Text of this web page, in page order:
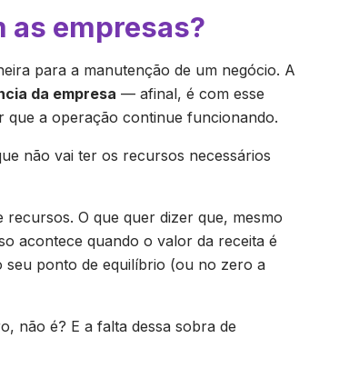
as empresas?
para a manutenção de um negócio. A
da empresa — afinal, é com esse
que a operação continue funcionando.
não vai ter os recursos necessários
O que quer dizer que, mesmo
acontece quando o valor da receita é
seu ponto de equilíbrio (ou no zero a
não é? E a falta dessa sobra de